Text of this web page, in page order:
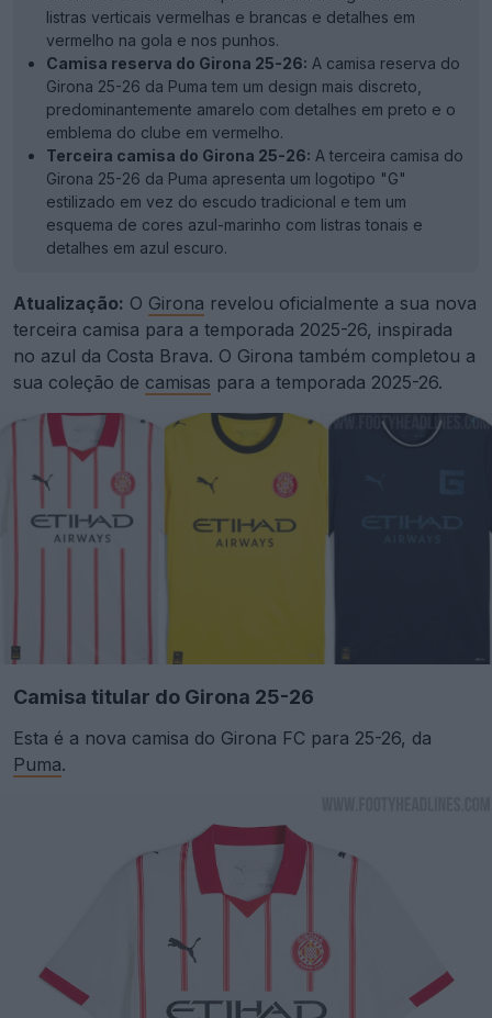
listras verticais vermelhas e brancas e detalhes em
vermelho na gola e nos punhos.
Camisa reserva do Girona 25-26: A camisa reserva do
Girona 25-26 da Puma tem um design mais discreto,
predominantemente amarelo com detalhes em preto e o
emblema do clube em vermelho.
Terceira camisa do Girona 25-26: A terceira camisa do
Girona 25-26 da Puma apresenta um logotipo "G"
estilizado em vez do escudo tradicional e tem um
esquema de cores azul-marinho com listras tonais e
detalhes em azul escuro.
Atualização: O Girona revelou oficialmente a sua nova
terceira camisa para a temporada 2025-26, inspirada
no azul da Costa Brava. O Girona também completou a
sua coleção de camisas para a temporada 2025-26.
Camisa titular do Girona 25-26
Esta é a nova camisa do Girona FC para 25-26, da
Puma.